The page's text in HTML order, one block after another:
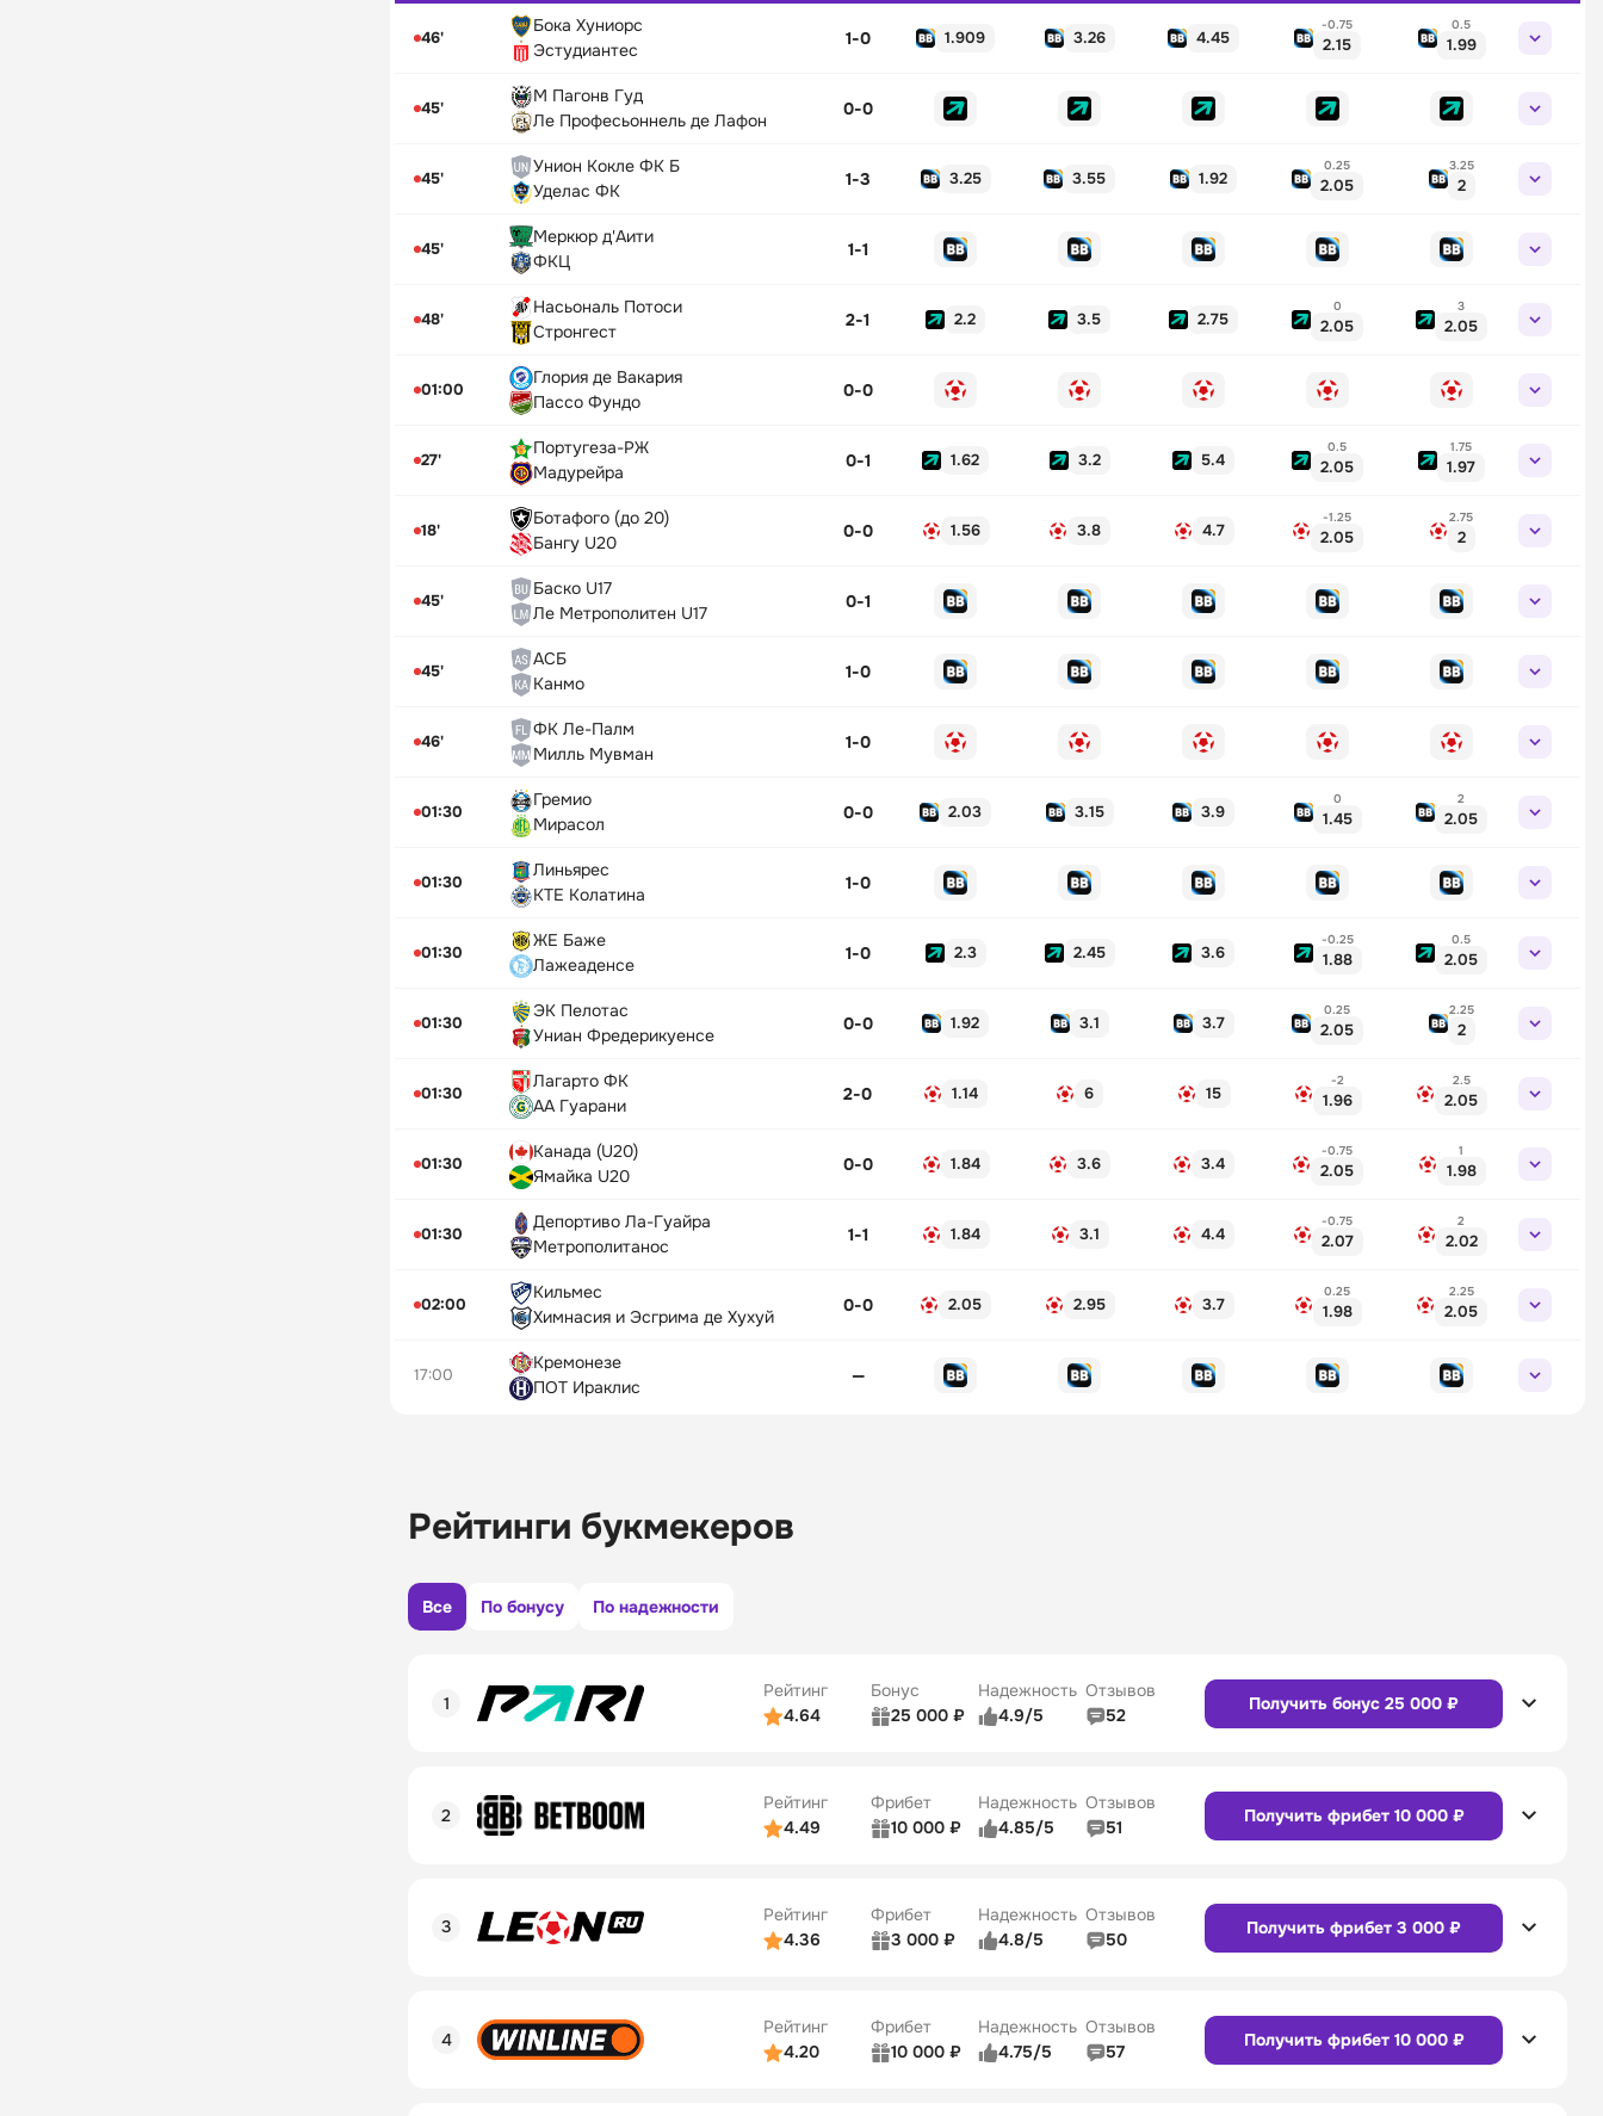
46'
Бока Хуниорс
Эстудиантес
1-0 1.909 3.26 4.45
-0.75
2.15
0.5
1.99
45'
М Пагонв Гуд
Ле Професьоннель де Лафон
0-0
45'
Унион Кокле ФК Б
Уделас ФК
1-3 3.25 3.55 1.92
0.25
2.05
3.25
2
45'
Меркюр д'Аити
ФКЦ
1-1
48'
Насьональ Потоси
Стронгест
2-1 2.2 3.5 2.75
0
2.05
3
2.05
01:00
Глория де Вакария
Пассо Фундо
0-0
27'
Португеза-РЖ
Мадурейра
0-1 1.62 3.2 5.4
0.5
2.05
1.75
1.97
18'
Ботафого (до 20)
Бангу U20
0-0 1.56 3.8 4.7
-1.25
2.05
2.75
2
45'
Баско U17
Ле Метрополитен U17
0-1
45'
АСБ
Канмо
1-0
46'
ФК Ле-Палм
Милль Мувман
1-0
01:30
Гремио
Мирасол
0-0 2.03 3.15 3.9
0
1.45
2
2.05
01:30
Линьярес
КТЕ Колатина
1-0
01:30
ЖЕ Баже
Лажеаденсе
1-0 2.3 2.45 3.6
-0.25
1.88
0.5
2.05
01:30
ЭК Пелотас
Униан Фредерикуенсе
0-0 1.92 3.1 3.7
0.25
2.05
2.25
2
01:30
Лагарто ФК
АА Гуарани
2-0 1.14 6 15
-2
1.96
2.5
2.05
01:30
Канада (U20)
Ямайка U20
0-0 1.84 3.6 3.4
-0.75
2.05
1
1.98
01:30
Депортиво Ла-Гуайра
Метрополитанос
1-1 1.84 3.1 4.4
-0.75
2.07
2
2.02
02:00
Кильмес
Химнасия и Эсгрима де Хухуй
0-0 2.05 2.95 3.7
0.25
1.98
2.25
2.05
17:00
Кремонезе
ПОТ Ираклис
—
Рейтинги букмекеров
Все По бонусу По надежности
Рейтинг
4.64
Бонус
25 000 ₽
Надежность
4.9/5
Отзывов
52
Получить бонус 25 000 ₽
Бонусы и акции
5/5
Сайт Приложение
Рейтинг
4.49
Фрибет
10 000 ₽
Надежность
4.85/5
Отзывов
51
Получить фрибет 10 000 ₽
Бонусы и акции
5/5
Сайт Приложение
Рейтинг
4.36
Фрибет
3 000 ₽
Надежность
4.8/5
Отзывов
50
Получить фрибет 3 000 ₽
Бонусы и акции
4/5
Рейтинг
4.20
Фрибет
10 000 ₽
Надежность
4.75/5
Отзывов
57
Получить фрибет 10 000 ₽